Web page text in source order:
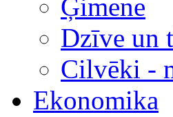
Ģimene
Dzīve un
Cilvēki -
Ekonomika